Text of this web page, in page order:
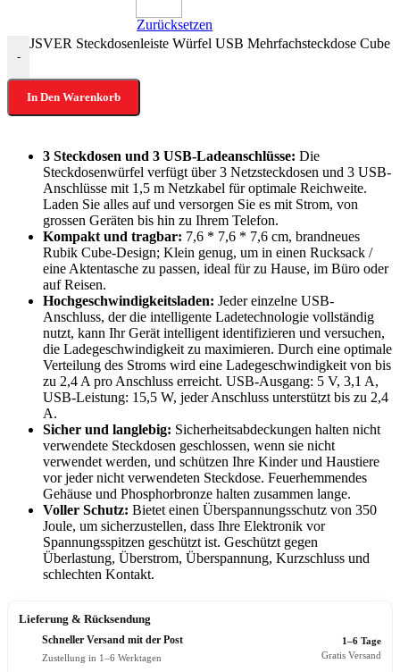
Zurücksetzen
-
JSVER Steckdosenleiste Würfel USB Mehrfachsteckdose
In Den Warenkorb
3 Steckdosen und 3 USB-Ladeanschlüsse: Die
Steckdosenwürfel verfügt über 3 Netzsteckdosen und 3 USB-
Anschlüsse mit 1,5 m Netzkabel für optimale Reichweite.
Laden Sie alles auf und versorgen Sie es mit Strom, von
grossen Geräten bis hin zu Ihrem Telefon.
Kompakt und tragbar: 7,6 * 7,6 * 7,6 cm, brandneues
Rubik Cube-Design; Klein genug, um in einen Rucksack /
eine Aktentasche zu passen, ideal für zu Hause, im Büro oder
auf Reisen.
Hochgeschwindigkeitsladen: Jeder einzelne USB-
Anschluss, der die intelligente Ladetechnologie vollständig
nutzt, kann Ihr Gerät intelligent identifizieren und versuchen,
die Ladegeschwindigkeit zu maximieren. Durch eine optimale
Verteilung des Stroms wird eine Ladegeschwindigkeit von bis
zu 2,4 A pro Anschluss erreicht. USB-Ausgang: 5 V, 3,1 A,
USB-Leistung: 15,5 W, jeder Anschluss unterstützt bis zu 2,4
A.
Sicher und langlebig: Sicherheitsabdeckungen halten nicht
verwendete Steckdosen geschlossen, wenn sie nicht
verwendet werden, und schützen Ihre Kinder und Haustiere
vor jeder nicht verwendeten Steckdose. Feuerhemmendes
Gehäuse und Phosphorbronze halten zusammen lange.
Voller Schutz: Bietet einen Überspannungsschutz von 350
Joule, um sicherzustellen, dass Ihre Elektronik vor
Spannungsspitzen geschützt ist. Geschützt gegen
Überlastung, Überstrom, Überspannung, Kurzschluss und
schlechten Kontakt.
Lieferung & Rücksendung
Schneller Versand mit der Post
Zustellung in 1–6 Werktagen
1–6 Tage
Gratis Versand